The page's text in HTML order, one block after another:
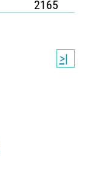
2165
>|